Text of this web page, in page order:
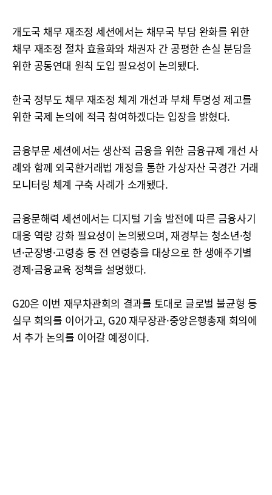
개도국 채무 재조정 세션에서는 채무국 부담 완화를 위한
채무 재조정 절차 효율화와 채권자 간 공평한 손실 분담을
위한 공동연대 원칙 도입 필요성이 논의됐다.
한국 정부도 채무 재조정 체계 개선과 부채 투명성 제고를
위한 국제 논의에 적극 참여하겠다는 입장을 밝혔다.
금융부문 세션에서는 생산적 금융을 위한 금융규제 개선 사
례와 함께 외국환거래법 개정을 통한 가상자산 국경간 거래
모니터링 체계 구축 사례가 소개됐다.
금융문해력 세션에서는 디지털 기술 발전에 따른 금융사기
대응 역량 강화 필요성이 논의됐으며, 재경부는 청소년·청
년·군장병·고령층 등 전 연령층을 대상으로 한 생애주기별
경제·금융교육 정책을 설명했다.
G20은 이번 재무차관회의 결과를 토대로 글로벌 불균형 등
실무 회의를 이어가고, G20 재무장관·중앙은행총재 회의에
서 추가 논의를 이어갈 예정이다.